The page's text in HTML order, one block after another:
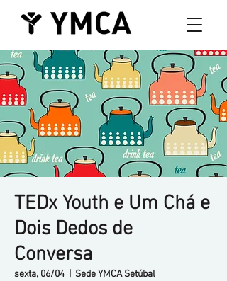
TEDx Youth e Um Chá e
Dois Dedos de
Conversa
sexta, 06/04
  |
Sede YMCA Setúbal